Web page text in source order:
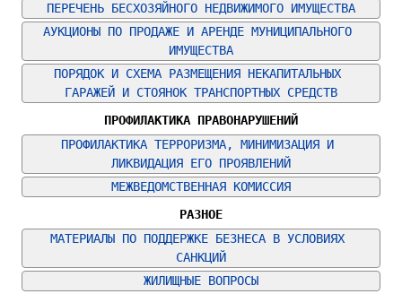
ПЕРЕЧЕНЬ БЕСХОЗЯЙНОГО НЕДВИЖИМОГО ИМУЩЕСТВА
АУКЦИОНЫ ПО ПРОДАЖЕ И АРЕНДЕ МУНИЦИПАЛЬНОГО
ИМУЩЕСТВА
ПОРЯДОК И СХЕМА РАЗМЕЩЕНИЯ НЕКАПИТАЛЬНЫХ
ГАРАЖЕЙ И СТОЯНОК ТРАНСПОРТНЫХ СРЕДСТВ
ПРОФИЛАКТИКА ПРАВОНАРУШЕНИЙ
ПРОФИЛАКТИКА ТЕРРОРИЗМА, МИНИМИЗАЦИЯ И
ЛИКВИДАЦИЯ ЕГО ПРОЯВЛЕНИЙ
МЕЖВЕДОМСТВЕННАЯ КОМИССИЯ
РАЗНОЕ
МАТЕРИАЛЫ ПО ПОДДЕРЖКЕ БЕЗНЕСА В УСЛОВИЯХ
САНКЦИЙ
ЖИЛИЩНЫЕ ВОПРОСЫ